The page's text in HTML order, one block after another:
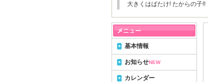
大きくはばたけ! たからの子!!
基本情報
お知らせNEW
カレンダー